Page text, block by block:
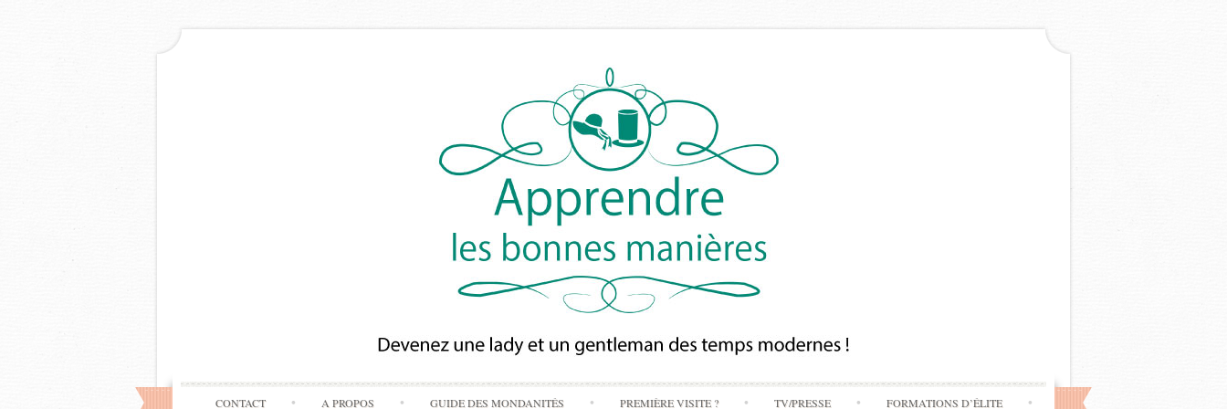
Skip
CONTACT A PROPOS GUIDE DES MONDANITÉS PREMIÈRE VISITE ? TV/PRESSE FORMATIONS D’ÉLITE